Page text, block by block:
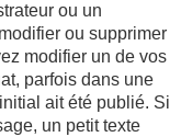
ou un
ou supprimer
modifier un de vos
parfois dans une
ait été publié. Si
un petit texte